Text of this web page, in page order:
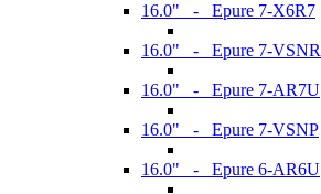
16.0" - Epure 7-X6R7
16.0" - Epure 7-VSNR
16.0" - Epure 7-AR7U
16.0" - Epure 7-VSNP
16.0" - Epure 6-AR6U